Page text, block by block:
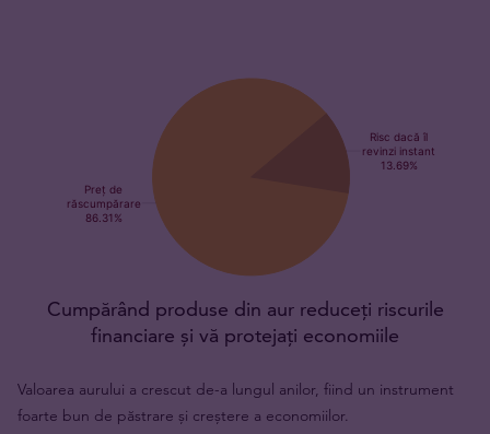
Cumpărând produse din aur reduceți riscurile
financiare și vă protejați economiile
Valoarea aurului a crescut de-a lungul anilor, fiind un instrument
foarte bun de păstrare și creștere a economiilor.